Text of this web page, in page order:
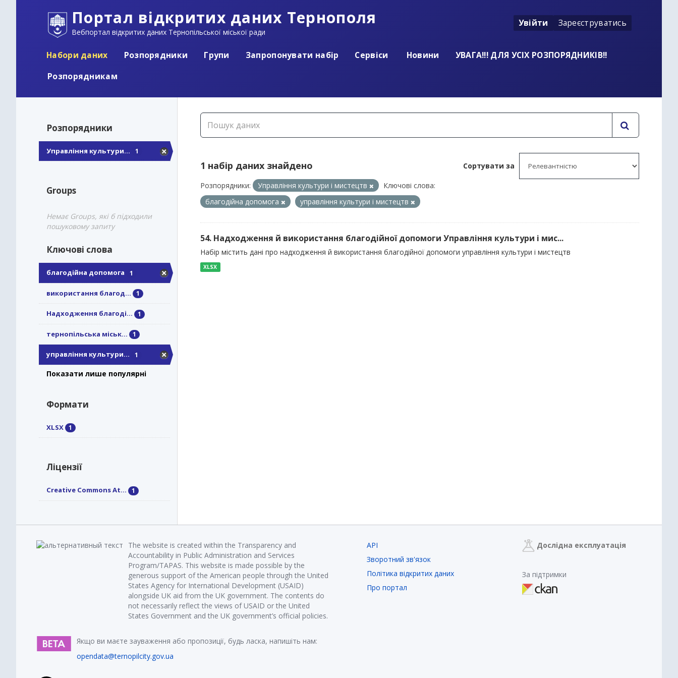
Портал відкритих даних Тернополя
Вебпортал відкритих даних Тернопільської міської ради
Увійти Зареєструватись
Набори даних Розпорядники Групи Запропонувати набір Сервіси Новини
УВАГА!!! ДЛЯ УСІХ РОЗПОРЯДНИКІВ!!
Розпорядникам
Розпорядники
Управління культури... 1
Groups
Немає Groups, які б підходили
пошуковому запиту
Ключові слова
благодійна допомога 1
використання благод... 1
Надходження благоді... 1
тернопільська міськ... 1
управління культури... 1
Показати лише популярні
Формати
XLSX 1
Ліцензії
Creative Commons At... 1
Сортувати за
1 набір даних знайдено
Розпорядники: Управління культури і мистецтв
Ключові слова:
благодійна допомога
управління культури і мистецтв
54. Надходження й використання благодійної допомоги Управління культури і мис...
Набір містить дані про надходження й використання благодійної допомоги управління культури і мистецтв
XLSX
The website is created within the Transparency and
Accountability in Public Administration and Services
Program/TAPAS. This website is made possible by the
generous support of the American people through the United
States Agency for International Development (USAID)
alongside UK aid from the UK government. The contents do
not necessarily reflect the views of USAID or the United
States Government and the UK government’s official policies.
Якщо ви маєте зауваження або пропозиції, будь ласка, напишіть нам:
opendata@ternopilcity.gov.ua
API
Зворотний зв'язок
Політика відкритих даних
Про портал
Дослідна експлуатація
За підтримки